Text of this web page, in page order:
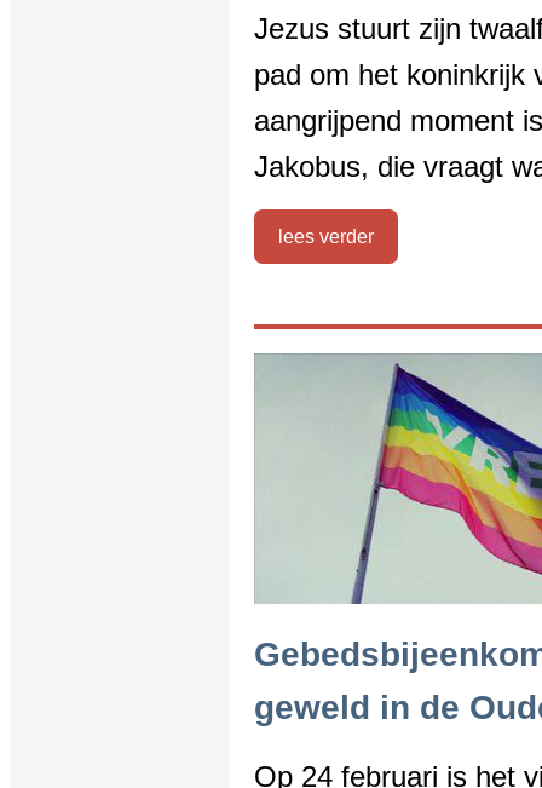
Jezus stuurt zijn
pad om het koninkrijk
aangrijpend moment
Jakobus, die vraagt
lees verder
geweld in de
Op 24 februari is het